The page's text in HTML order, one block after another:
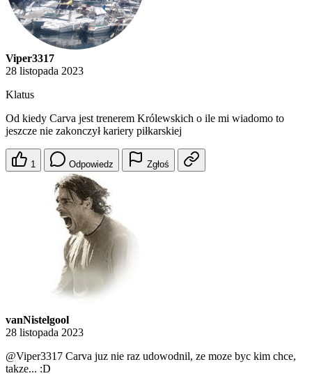
Viper3317
28 listopada 2023
Klatus
Od kiedy Carva jest trenerem Królewskich o ile mi wiadomo to
jeszcze nie zakonczył kariery piłkarskiej
1 Odpowiedz Zgłoś
vanNistelgool
28 listopada 2023
@Viper3317 Carva juz nie raz udowodnil, ze moze byc kim chce,
takze... :D